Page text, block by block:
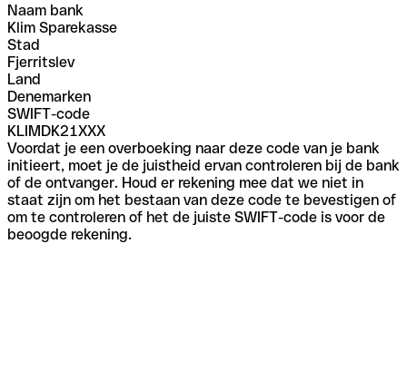
Naam bank
Klim Sparekasse
Stad
Fjerritslev
Land
Denemarken
SWIFT-code
KLIMDK21XXX
Voordat je een overboeking naar deze code van je bank
initieert, moet je de juistheid ervan controleren bij de bank
of de ontvanger. Houd er rekening mee dat we niet in
staat zijn om het bestaan van deze code te bevestigen of
om te controleren of het de juiste SWIFT-code is voor de
beoogde rekening.